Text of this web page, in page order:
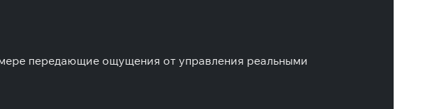
передающие ощущения от управления реальными